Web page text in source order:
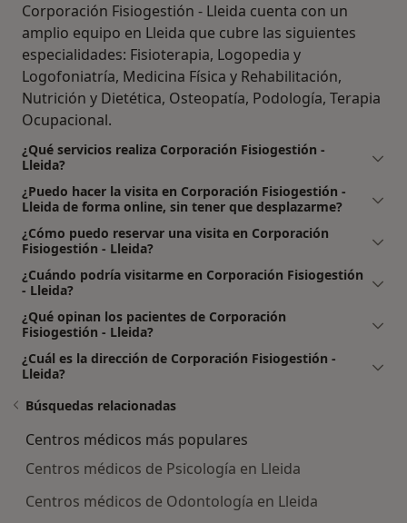
Corporación Fisiogestión - Lleida cuenta con un
amplio equipo en Lleida que cubre las siguientes
especialidades: Fisioterapia, Logopedia y
Logofoniatría, Medicina Física y Rehabilitación,
Nutrición y Dietética, Osteopatía, Podología, Terapia
Ocupacional.
¿Qué servicios realiza Corporación Fisiogestión -
Lleida?
¿Puedo hacer la visita en Corporación Fisiogestión -
Lleida de forma online, sin tener que desplazarme?
¿Cómo puedo reservar una visita en Corporación
Fisiogestión - Lleida?
¿Cuándo podría visitarme en Corporación Fisiogestión
- Lleida?
¿Qué opinan los pacientes de Corporación
Fisiogestión - Lleida?
¿Cuál es la dirección de Corporación Fisiogestión -
Lleida?
Búsquedas relacionadas
Centros médicos más populares
Centros médicos de Psicología en Lleida
Centros médicos de Odontología en Lleida